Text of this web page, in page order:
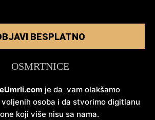
BESPLATNO
OSMRTNICE
eUmrli.com je da vam olakšamo
osoba i da stvorimo digitlanu
koji više nisu sa nama.